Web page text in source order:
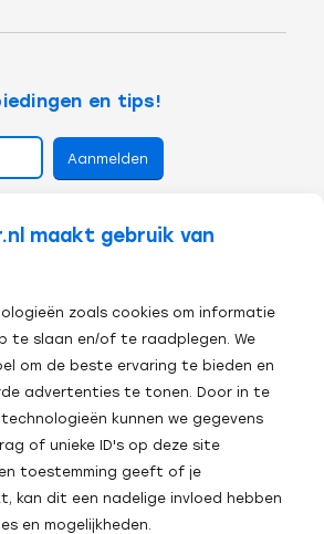
maakt gebruik van
zoals cookies om informatie
te slaan en/of te raadplegen. We
om de beste ervaring te bieden en
advertenties te tonen. Door in te
kunnen we gegevens
of unieke ID's op deze site
toestemming geeft of je
kan dit een nadelige invloed hebben
en mogelijkheden.
en tips!